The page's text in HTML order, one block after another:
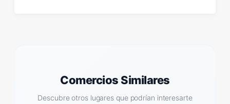
Comercios Similares
Descubre otros lugares que podrían interesarte